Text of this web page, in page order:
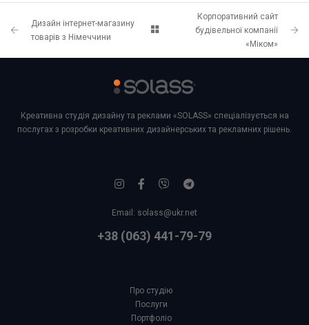
Дизайн інтернет-магазину
товарів з Німеччини
Корпоративний сайт
будівельної компанії
«Міком»
Креативна студія дизайну та реклами «SOLASS» спеціалізується на
послугах з розробки креативних дизайнерських та рекламних рішень.
Email: solass@ukr.net
+38 (063) 441-79-79
Про студію
Послуги
Портфоліо